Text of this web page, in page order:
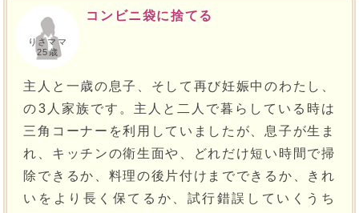
りさママ
25歳
コンビニ袋に捨てる
主人と一歳の息子、そして再び妊娠中のわたし、
の3人家族です。主人と二人で暮らしている時は
三角コーナーを利用していましたが、息子が生ま
れ、キッチンの衛生面や、どれだけ短い時間で掃
除できるか、料理の後片付けまでできるか、きれ
いをより長く保てるか、試行錯誤していくうち